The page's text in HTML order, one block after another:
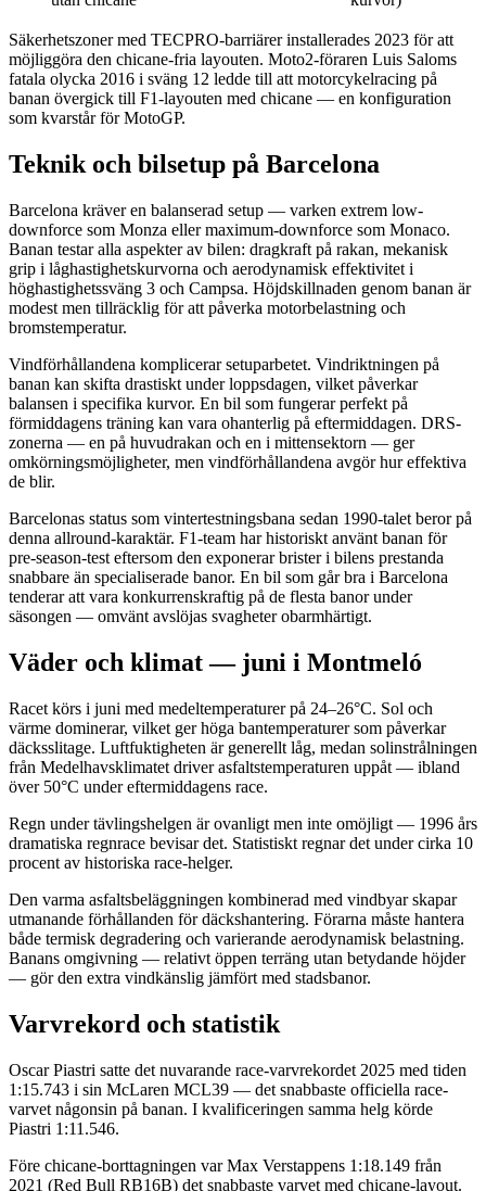
Säkerhetszoner med TECPRO-barriärer installerades 2023 för att
möjliggöra den chicane-fria layouten. Moto2-föraren Luis Saloms
fatala olycka 2016 i sväng 12 ledde till att motorcykelracing på
banan övergick till F1-layouten med chicane — en konfiguration
som kvarstår för MotoGP.
Teknik och bilsetup på Barcelona
Barcelona kräver en balanserad setup — varken extrem low-
downforce som Monza eller maximum-downforce som Monaco.
Banan testar alla aspekter av bilen: dragkraft på rakan, mekanisk
grip i låghastighetskurvorna och aerodynamisk effektivitet i
höghastighets­sväng 3 och Campsa. Höjdskillnaden genom banan är
modest men tillräcklig för att påverka motorbelastning och
bromstemperatur.
Vindförhållandena komplicerar setuparbetet. Vindriktningen på
banan kan skifta drastiskt under loppsdagen, vilket påverkar
balansen i specifika kurvor. En bil som fungerar perfekt på
förmiddagens träning kan vara ohanterlig på eftermiddagen. DRS-
zonerna — en på huvudrakan och en i mittensektorn — ger
omkörningsmöjligheter, men vindförhållandena avgör hur effektiva
de blir.
Barcelonas status som vintertestnings­bana sedan 1990-talet beror på
denna allround-karaktär. F1-team har historiskt använt banan för
pre-season-test eftersom den exponerar brister i bilens prestanda
snabbare än specialiserade banor. En bil som går bra i Barcelona
tenderar att vara konkurrenskraftig på de flesta banor under
säsongen — omvänt avslöjas svagheter obarmhärtigt.
Väder och klimat — juni i Montmeló
Racet körs i juni med medeltemperaturer på 24–26°C. Sol och
värme dominerar, vilket ger höga bantemperaturer som påverkar
däcksslitage. Luftfuktigheten är generellt låg, medan solinstrålningen
från Medelhavsklimatet driver asfaltstemperaturen uppåt — ibland
över 50°C under eftermiddagens race.
Regn under tävlingshelgen är ovanligt men inte omöjligt — 1996 års
dramatiska regnrace bevisar det. Statistiskt regnar det under cirka 10
procent av historiska race-helger.
Den varma asfaltsbeläggningen kombinerad med vindbyar skapar
utmanande förhållanden för däckshantering. Förarna måste hantera
både termisk degradering och varierande aerodynamisk belastning.
Banans omgivning — relativt öppen terräng utan betydande höjder
— gör den extra vindkänslig jämfört med stadsbanor.
Varvrekord och statistik
Oscar Piastri satte det nuvarande race-varvrekordet 2025 med tiden
1:15.743 i sin McLaren MCL39 — det snabbaste officiella race-
varvet någonsin på banan. I kvalificeringen samma helg körde
Piastri 1:11.546.
Före chicane-borttagningen var Max Verstappens 1:18.149 från
2021 (Red Bull RB16B) det snabbaste varvet med chicane-layout.